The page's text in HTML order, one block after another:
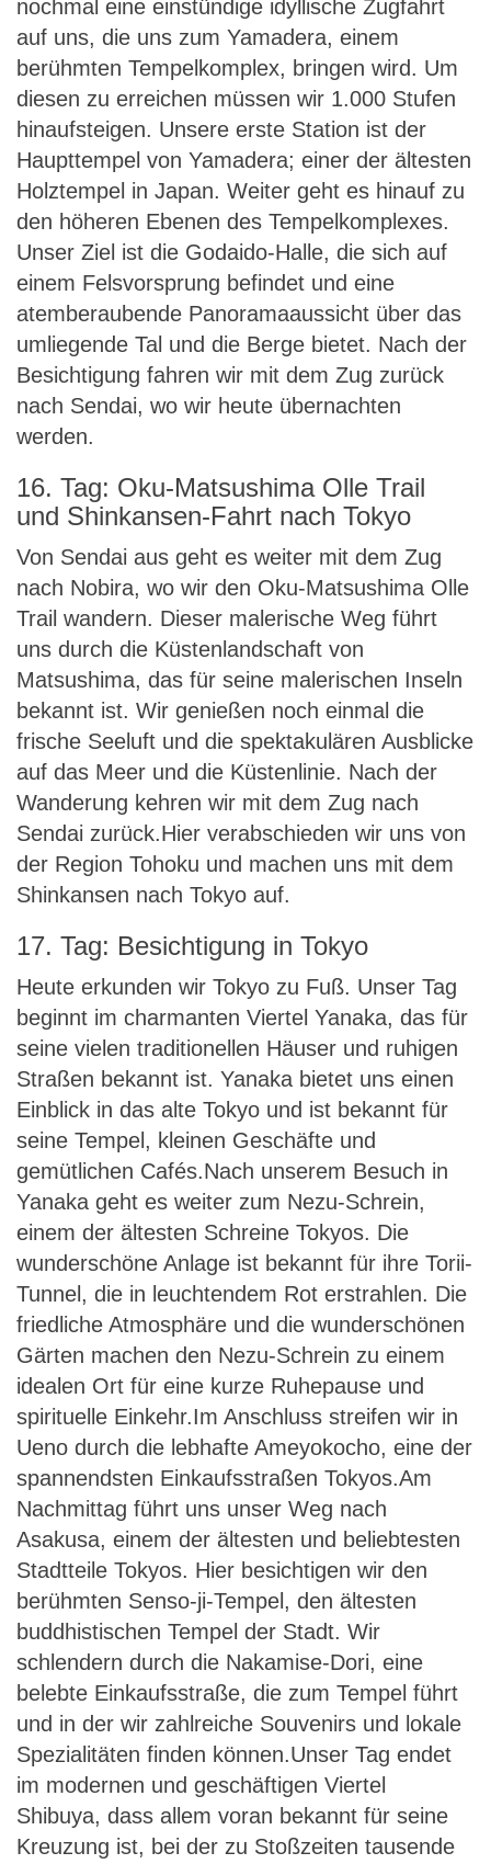
nochmal eine einstündige idyllische Zugfahrt
auf uns, die uns zum Yamadera, einem
berühmten Tempelkomplex, bringen wird. Um
diesen zu erreichen müssen wir 1.000 Stufen
hinaufsteigen. Unsere erste Station ist der
Haupttempel von Yamadera; einer der ältesten
Holztempel in Japan. Weiter geht es hinauf zu
den höheren Ebenen des Tempelkomplexes.
Unser Ziel ist die Godaido-Halle, die sich auf
einem Felsvorsprung befindet und eine
atemberaubende Panoramaaussicht über das
umliegende Tal und die Berge bietet. Nach der
Besichtigung fahren wir mit dem Zug zurück
nach Sendai, wo wir heute übernachten
werden.
16. Tag: Oku-Matsushima Olle Trail
und Shinkansen-Fahrt nach Tokyo
Von Sendai aus geht es weiter mit dem Zug
nach Nobira, wo wir den Oku-Matsushima Olle
Trail wandern. Dieser malerische Weg führt
uns durch die Küstenlandschaft von
Matsushima, das für seine malerischen Inseln
bekannt ist. Wir genießen noch einmal die
frische Seeluft und die spektakulären Ausblicke
auf das Meer und die Küstenlinie. Nach der
Wanderung kehren wir mit dem Zug nach
Sendai zurück.Hier verabschieden wir uns von
der Region Tohoku und machen uns mit dem
Shinkansen nach Tokyo auf.
17. Tag: Besichtigung in Tokyo
Heute erkunden wir Tokyo zu Fuß. Unser Tag
beginnt im charmanten Viertel Yanaka, das für
seine vielen traditionellen Häuser und ruhigen
Straßen bekannt ist. Yanaka bietet uns einen
Einblick in das alte Tokyo und ist bekannt für
seine Tempel, kleinen Geschäfte und
gemütlichen Cafés.Nach unserem Besuch in
Yanaka geht es weiter zum Nezu-Schrein,
einem der ältesten Schreine Tokyos. Die
wunderschöne Anlage ist bekannt für ihre Torii-
Tunnel, die in leuchtendem Rot erstrahlen. Die
friedliche Atmosphäre und die wunderschönen
Gärten machen den Nezu-Schrein zu einem
idealen Ort für eine kurze Ruhepause und
spirituelle Einkehr.Im Anschluss streifen wir in
Ueno durch die lebhafte Ameyokocho, eine der
spannendsten Einkaufsstraßen Tokyos.Am
Nachmittag führt uns unser Weg nach
Asakusa, einem der ältesten und beliebtesten
Stadtteile Tokyos. Hier besichtigen wir den
berühmten Senso-ji-Tempel, den ältesten
buddhistischen Tempel der Stadt. Wir
schlendern durch die Nakamise-Dori, eine
belebte Einkaufsstraße, die zum Tempel führt
und in der wir zahlreiche Souvenirs und lokale
Spezialitäten finden können.Unser Tag endet
im modernen und geschäftigen Viertel
Shibuya, dass allem voran bekannt für seine
Kreuzung ist, bei der zu Stoßzeiten tausende